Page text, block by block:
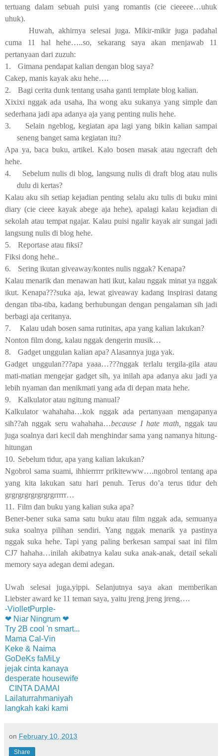
tertuang dalam sebuah puisi yang romantis (cie cieeeee…uhuk
uhuk).
Huwah, akhirnya selesai juga. Mikir-mikir juga padahal
cuma 11 hal hehe…..so, sekarang saya akan menjawab 11
pertanyaan dari zuzuh:
1.
Gimana pendapat kalian dengan blog saya?
Cakep, manis kayak aku hehe….
2.
Bagi cerita dunk tentang usaha ganti template blog kalian.
Xixixi nggak ada usaha, lha wong aku sukanya yang simple dan
sederhana jadi apa adanya aja yang penting nulis hehe.
3.
Selain ngeblog, kegiatan apa lagi yang bikin kalian sampai
seneng banget sama kegiatan itu?
Apa ya, baca buku, artikel. Kalo bosen masak atau ngecraft deh
hehe.
4.
Sebelum nulis di blog, langsung nulis di draft blog atau nulis
dulu di kertas?
Kalau aku sih setiap kejadian penting selalu aku tulis di buku mini
diary (cie cieee kayak abege aja hehe), apalagi kalau kejadian di
sekolah atau tempat ngajar. Kalau puisi ngalir kayak air sungai jadi
langsung nulis di blog hehe.
5.
Reportase atau fiksi?
Fiksi dong hehe..
6.
Sering ikutan giveaway/kontes nulis nggak? Kenapa?
Kalau menarik dan menawan hati ikut, kalau nggak minat ya nggak
ikut. Kenapa???suka aja, lewat giveaway kadang inspirasi datang
dengan tiba-tiba, kadang berhubungan dengan pengalaman sih jadi
berbagi aja ceritanya.
7.
Kalau udah bosen sama rutinitas, apa yang kalian lakukan?
Nonton film dong, kalau nggak dengerin musik…
8.
Gadget unggulan kalian apa? Alasannya juga yak.
Gadget unggulan???apa yaaa…???nggak terlalu tergila-gila atau
mati-matian mengejar gadget sih, ya inilah apa adanya aku jadi ya
lebih nyaman dan menikmati yang ada di depan mata hehe.
9.
Kalkulator atau ngitung manual?
Kalkulator wahahaha…kok nggak ada pertanyaan mengapanya
sih??ah nggak seru wahahaha…because I hate math, nggak tau
juga soalnya dari kecil dah menghindar sama yang namanya hitung-
hitungan
10. Sebelum tidur, apa yang kalian lakukan?
Ngobrol sama suami, ihhierrrrr prikitewww….ngobrol tentang apa
yang kita lakukan satu hari penuh. Terus do’a terus tidur deh
grgrgrgrgrgrgrgrrrrr…
11. Film dan buku yang kalian suka apa?
Bener-bener suka sama satu buku atau film nggak ada, semuanya
suka soalnya pilihan sendiri. Yang nggak menarik ya pastinya
nggak suka hehe. Tapi yang paling berkesan sampai saat ini film
CJ7 hahaha…inilah akibatnya kalau suka anak-anak, detail sekali
memory saya adegan demi adegan.
Uwah selesai juga,yippi. Selanjutnya saya akan memberikan
Liebster award ke 11 teman saya, yaitu jreng jreng jreng….
-ViolletPurple-
❤ Niar Ningrum ❤
Try 2B cool 'n smart...
Mama Cal-Vin
Keke & Naima
GoDeKs faMiLy
jejak cinta kanaya
desperate housewife
CINTA DAMAI
Lailaturrahmaniyah
langkah kaki kami
on February 10, 2013
Share